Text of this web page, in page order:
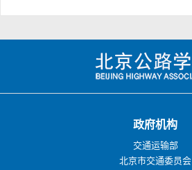
政府机构
交通运输部
北京市交通委员会